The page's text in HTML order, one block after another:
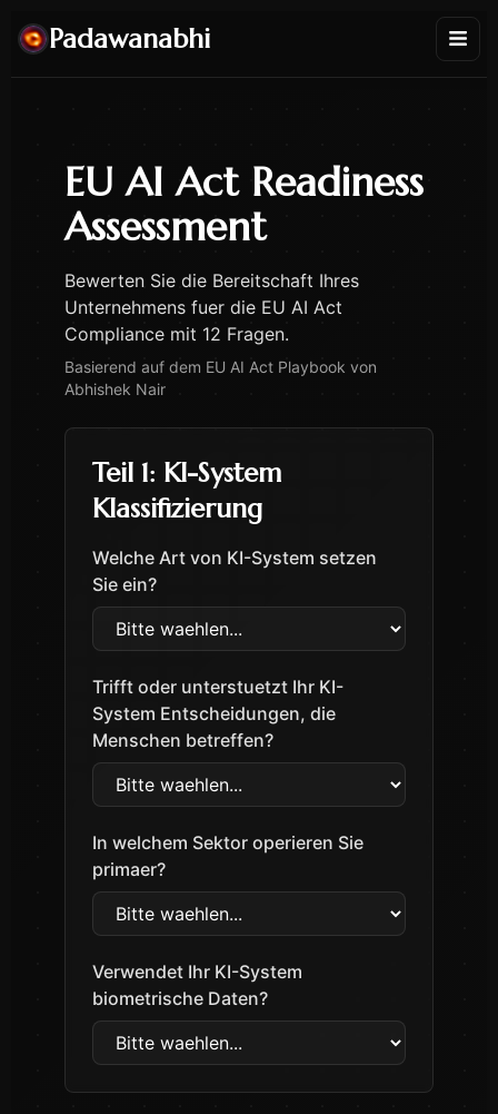
Padawanabhi
EU AI Act Readiness
Assessment
Bewerten Sie die Bereitschaft Ihres
Unternehmens fuer die EU AI Act
Compliance mit 12 Fragen.
Basierend auf dem EU AI Act Playbook von
Abhishek Nair
Teil 1: KI-System
Klassifizierung
Welche Art von KI-System setzen
Sie ein?
Trifft oder unterstuetzt Ihr KI-
System Entscheidungen, die
Menschen betreffen?
In welchem Sektor operieren Sie
primaer?
Verwendet Ihr KI-System
biometrische Daten?